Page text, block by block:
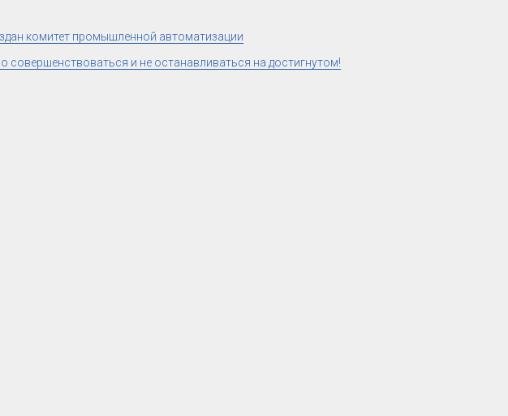
комитет промышленной автоматизации
совершенствоваться и не останавливаться на достигнутом!